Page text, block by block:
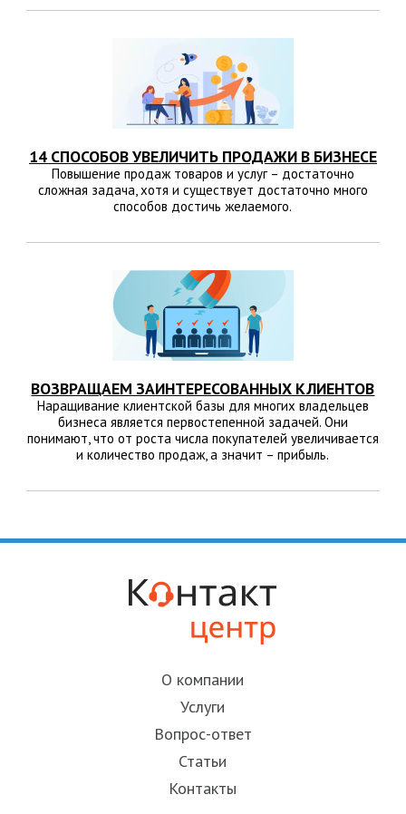
14 СПОСОБОВ УВЕЛИЧИТЬ ПРОДАЖИ В БИЗНЕСЕ
Повышение продаж товаров и услуг – достаточно
сложная задача, хотя и существует достаточно много
способов достичь желаемого.
ВОЗВРАЩАЕМ ЗАИНТЕРЕСОВАННЫХ КЛИЕНТОВ
Наращивание клиентской базы для многих владельцев
бизнеса является первостепенной задачей. Они
понимают, что от роста числа покупателей увеличивается
и количество продаж, а значит – прибыль.
О компании
Услуги
Вопрос-ответ
Статьи
Контакты